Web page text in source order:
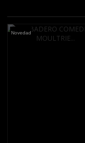
Novedad